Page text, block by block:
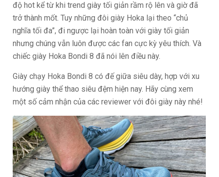
độ hot kể từ khi trend giày tối giản rầm rộ lên và giờ đã
trở thành mốt. Tuy những đôi giày Hoka lại theo “chủ
nghĩa tối đa”, đi ngược lại hoàn toàn với giày tối giản
nhưng chúng vẫn luôn được các fan cực kỳ yêu thích. Và
chiếc giày Hoka Bondi 8 đã nói lên điều này.
Giày chạy Hoka Bondi 8 có đế giữa siêu dày, hợp với xu
hướng giày thể thao siêu đệm hiện nay. Hãy cùng xem
một số cảm nhận của các reviewer với đôi giày này nhé!